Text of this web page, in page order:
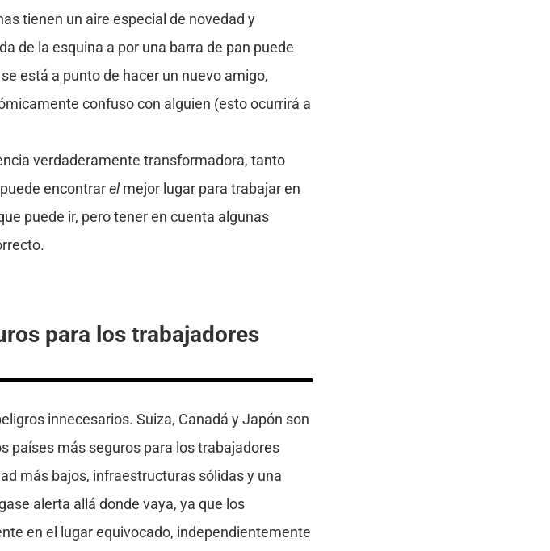
tienen un aire especial de novedad y
de la esquina a por una barra de pan puede
está a punto de hacer un nuevo amigo,
confuso con alguien (esto ocurrirá a
verdaderamente transformadora, tanto
encontrarelmejor lugar para trabajar en
puede ir, pero tener en cuenta algunas
para los trabajadores
innecesarios. Suiza, Canadá y Japón son
países más seguros para los trabajadores
más bajos, infraestructuras sólidas y una
alerta allá donde vaya, ya que los
en el lugar equivocado, independientemente